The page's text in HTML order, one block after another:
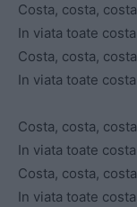
Costa, costa, costa
In viata toate costa
Costa, costa, costa
In viata toate costa
Costa, costa, costa
In viata toate costa
Costa, costa, costa
In viata toate costa